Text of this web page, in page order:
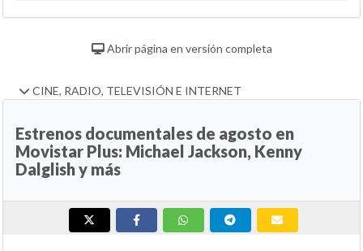
Abrir página en versión completa
CINE, RADIO, TELEVISIÓN E INTERNET
Estrenos documentales de agosto en
Movistar Plus: Michael Jackson, Kenny
Dalglish y más